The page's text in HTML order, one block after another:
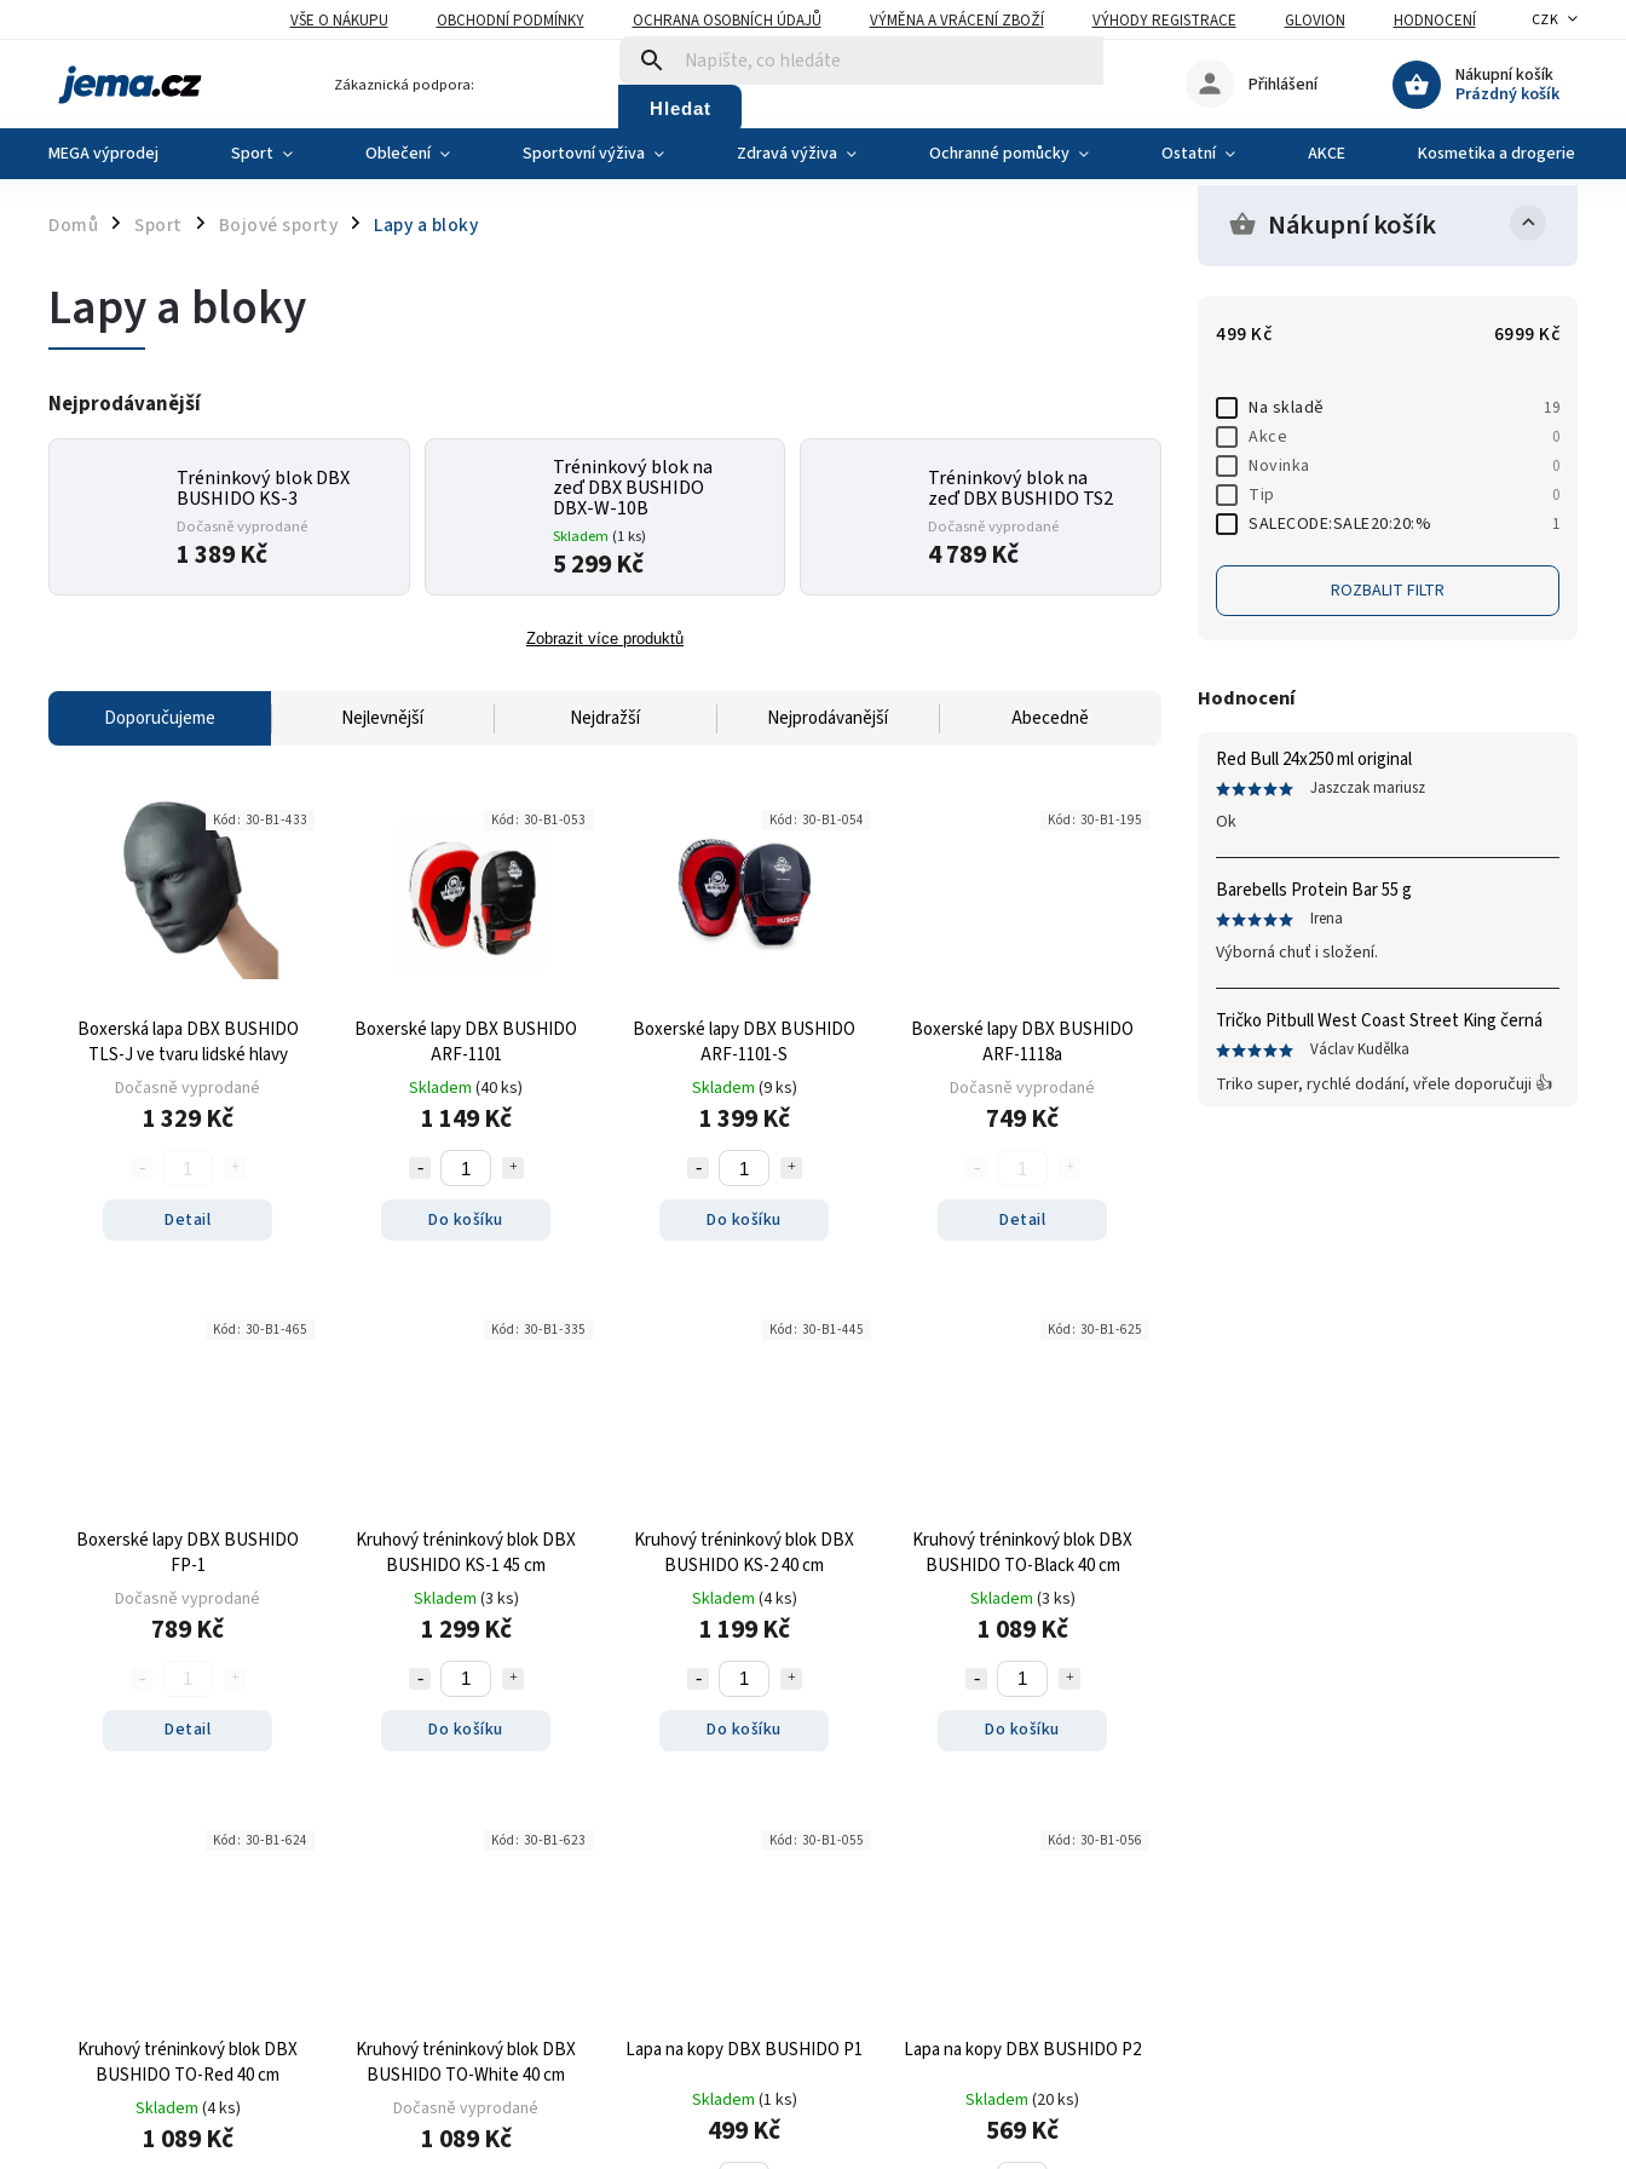
VŠE O NÁKUPU OBCHODNÍ PODMÍNKY OCHRANA OSOBNÍCH ÚDAJŮ VÝMĚNA A VRÁCENÍ ZBOŽÍ VÝHODY REGISTRACE GLOVION HODNOCENÍ CZK
Zákaznická podpora:
Hledat
Nákupní košík
Prázdný košík
Přihlášení
MEGA výprodej Sport Oblečení Sportovní výživa Zdravá výživa Ochranné pomůcky Ostatní AKCE Kosmetika a drogerie
Domů / Sport / Bojové sporty / Lapy a bloky Nákupní košík
499 Kč 6999 Kč
Na skladě 19
Akce 0
Novinka 0
Tip 0
SALECODE:SALE20:20:% 1
ROZBALIT FILTR
Hodnocení
Red Bull 24x250 ml original
Jaszczak mariusz
Ok
Barebells Protein Bar 55 g
Irena
Výborná chuť i složení.
Tričko Pitbull West Coast Street King černá
Václav Kudělka
Triko super, rychlé dodání, vřele doporučuji 👍
Lapy a bloky
Nejprodávanější
Tréninkový blok DBX
BUSHIDO KS-3
Dočasně vyprodané
1 389 Kč
Tréninkový blok na
zeď DBX BUSHIDO
DBX-W-10B
Skladem (1 ks)
5 299 Kč
Tréninkový blok na
zeď DBX BUSHIDO TS2
Dočasně vyprodané
4 789 Kč
Zobrazit více produktů
Doporučujeme Nejlevnější Nejdražší Nejprodávanější Abecedně
Boxerská lapa DBX BUSHIDO
TLS-J ve tvaru lidské hlavy
Dočasně vyprodané
1 329 Kč
Detail
Kód: 30-B1-433
Boxerské lapy DBX BUSHIDO
ARF-1101
Skladem (40 ks)
1 149 Kč
Do košíku
Kód: 30-B1-053
Boxerské lapy DBX BUSHIDO
ARF-1101-S
Skladem (9 ks)
1 399 Kč
Do košíku
Kód: 30-B1-054
Boxerské lapy DBX BUSHIDO
ARF-1118a
Dočasně vyprodané
749 Kč
Detail
Kód: 30-B1-195
Boxerské lapy DBX BUSHIDO
FP-1
Dočasně vyprodané
789 Kč
Detail
Kód: 30-B1-465
Kruhový tréninkový blok DBX
BUSHIDO KS-1 45 cm
Skladem (3 ks)
1 299 Kč
Do košíku
Kód: 30-B1-335
Kruhový tréninkový blok DBX
BUSHIDO KS-2 40 cm
Skladem (4 ks)
1 199 Kč
Do košíku
Kód: 30-B1-445
Kruhový tréninkový blok DBX
BUSHIDO TO-Black 40 cm
Skladem (3 ks)
1 089 Kč
Do košíku
Kód: 30-B1-625
Kruhový tréninkový blok DBX
BUSHIDO TO-Red 40 cm
Skladem (4 ks)
1 089 Kč
Kód: 30-B1-624
Kruhový tréninkový blok DBX
BUSHIDO TO-White 40 cm
Dočasně vyprodané
1 089 Kč
Kód: 30-B1-623
Lapa na kopy DBX BUSHIDO P1
Skladem (1 ks)
499 Kč
Kód: 30-B1-055
Lapa na kopy DBX BUSHIDO P2
Skladem (20 ks)
569 Kč
Kód: 30-B1-056